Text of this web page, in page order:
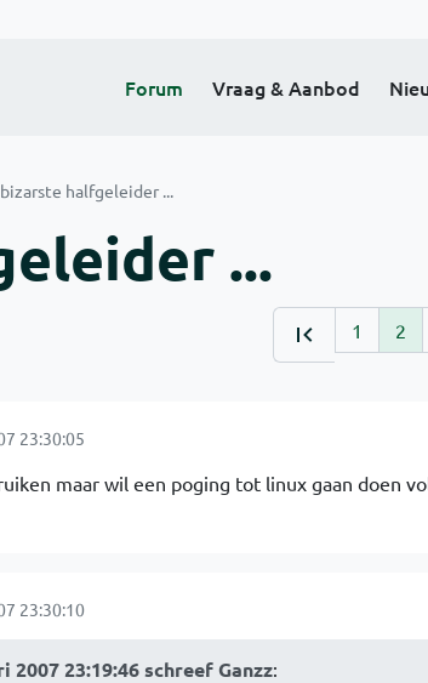
Forum Vraag & Aanbod
halfgeleider ...
...
1 2
23:30:05
maar wil een poging tot linux gaan doen
23:30:10
2007 23:19:46 schreef Ganzz: